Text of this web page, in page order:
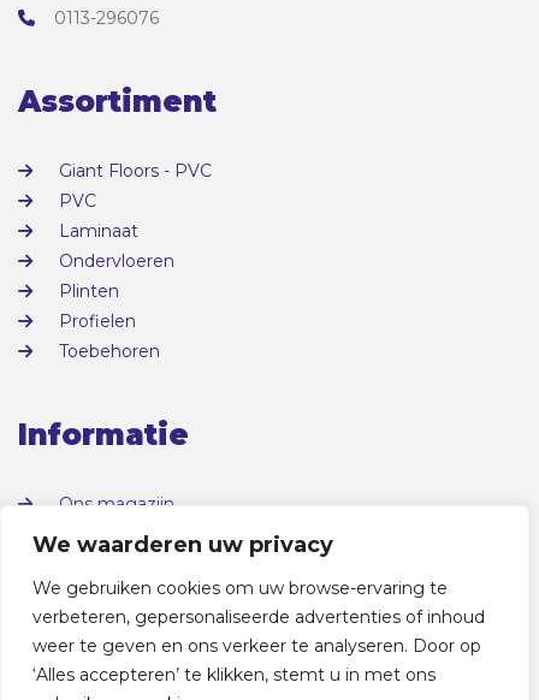
We waarderen uw privacy
We gebruiken cookies om uw browse-ervaring te
verbeteren, gepersonaliseerde advertenties of inhoud
weer te geven en ons verkeer te analyseren. Door op
‘Alles accepteren’ te klikken, stemt u in met ons
0113-296076
Assortiment
Giant Floors - PVC
PVC
Laminaat
Ondervloeren
Plinten
Profielen
Toebehoren
Informatie
Ons magazijn